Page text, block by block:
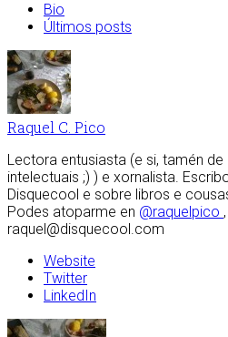
Bio
Últimos posts
Raquel C. Pico
Lectora entusiasta (e si, tamén
intelectuais ;) ) e xornalista.
Disquecool e sobre libros e
Podes atoparme en @raquelpico
raquel@disquecool.com
Website
Twitter
LinkedIn